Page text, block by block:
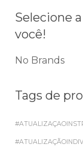
Selecione
você!
No Brands
Tags de